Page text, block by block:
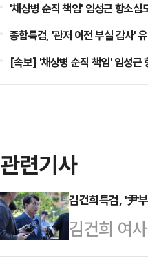
'채상병 순직 책임' 임성근 항소
종합특검, '관저 이전 부실 감사'
[속보] '채상병 순직 책임' 임성근
관련기사
김건희특검, '尹
김건희 여
부의 '공천